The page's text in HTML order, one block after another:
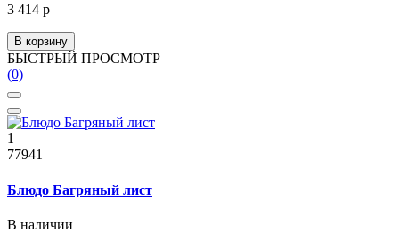
3 414 р
В корзину
БЫСТРЫЙ ПРОСМОТР
(0)
1
77941
Блюдо Багряный лист
В наличии